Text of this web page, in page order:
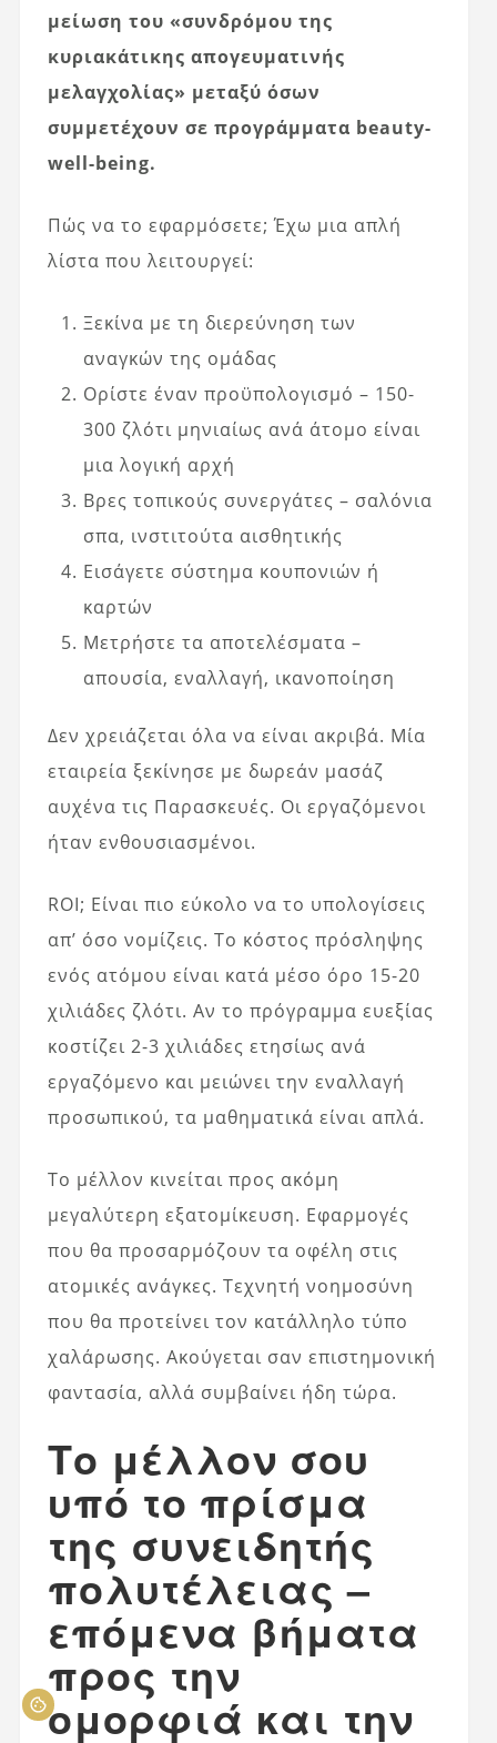
μείωση του «συνδρόμου της
κυριακάτικης απογευματινής
μελαγχολίας» μεταξύ όσων
συμμετέχουν σε προγράμματα beauty-
well-being.
Πώς να το εφαρμόσετε; Έχω μια απλή
λίστα που λειτουργεί:
Ξεκίνα με τη διερεύνηση των
αναγκών της ομάδας
Ορίστε έναν προϋπολογισμό – 150-
300 ζλότι μηνιαίως ανά άτομο είναι
μια λογική αρχή
Βρες τοπικούς συνεργάτες – σαλόνια
σπα, ινστιτούτα αισθητικής
Εισάγετε σύστημα κουπονιών ή
καρτών
Μετρήστε τα αποτελέσματα –
απουσία, εναλλαγή, ικανοποίηση
Δεν χρειάζεται όλα να είναι ακριβά. Μία
εταιρεία ξεκίνησε με δωρεάν μασάζ
αυχένα τις Παρασκευές. Οι εργαζόμενοι
ήταν ενθουσιασμένοι.
ROI; Είναι πιο εύκολο να το υπολογίσεις
απ’ όσο νομίζεις. Το κόστος πρόσληψης
ενός ατόμου είναι κατά μέσο όρο 15-20
χιλιάδες ζλότι. Αν το πρόγραμμα ευεξίας
κοστίζει 2-3 χιλιάδες ετησίως ανά
εργαζόμενο και μειώνει την εναλλαγή
προσωπικού, τα μαθηματικά είναι απλά.
Το μέλλον κινείται προς ακόμη
μεγαλύτερη εξατομίκευση. Εφαρμογές
που θα προσαρμόζουν τα οφέλη στις
ατομικές ανάγκες. Τεχνητή νοημοσύνη
που θα προτείνει τον κατάλληλο τύπο
χαλάρωσης. Ακούγεται σαν επιστημονική
φαντασία, αλλά συμβαίνει ήδη τώρα.
Το μέλλον σου
υπό το πρίσμα
της συνειδητής
πολυτέλειας –
επόμενα βήματα
προς την
ομορφιά και την